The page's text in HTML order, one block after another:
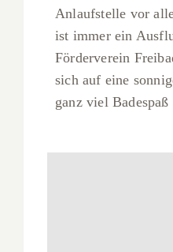
Anlaufstelle vor
ist immer ein
Förderverein
sich auf eine
ganz viel